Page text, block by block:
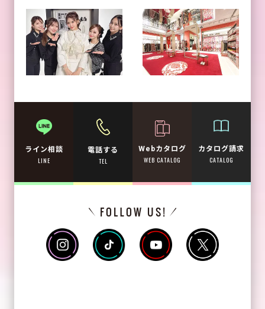
ライン相談
LINE
電話する
TEL
Webカタログ
WEB CATALOG
カタログ請求
CATALOG